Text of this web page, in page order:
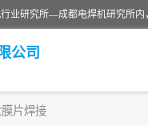
公司
片焊接